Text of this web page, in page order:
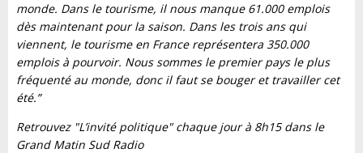
monde. Dans le tourisme, il nous manque 61.000 emplois
dès maintenant pour la saison. Dans les trois ans qui
viennent, le tourisme en France représentera 350.000
emplois à pourvoir. Nous sommes le premier pays le plus
fréquenté au monde, donc il faut se bouger et travailler cet
été.”
Retrouvez "L’invité politique" chaque jour à 8h15 dans le
Grand Matin Sud Radio